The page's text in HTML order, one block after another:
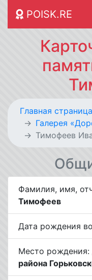
POISK.RE
Главная страница
Галерея
Тимофеев
Фамилия, имя,
Тимофеев
Дата рождения
Место рождения:
района